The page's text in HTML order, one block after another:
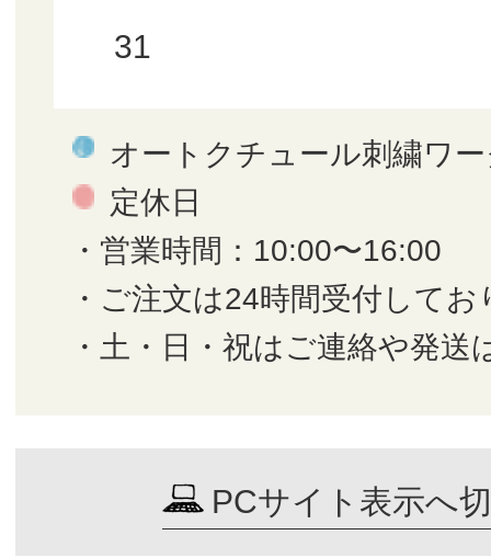
31
オートクチュール刺繍ワ
定休日
・営業時間：10:00〜16:00
・ご注文は24時間受付してお
・土・日・祝はご連絡や発送
PCサイト表示へ